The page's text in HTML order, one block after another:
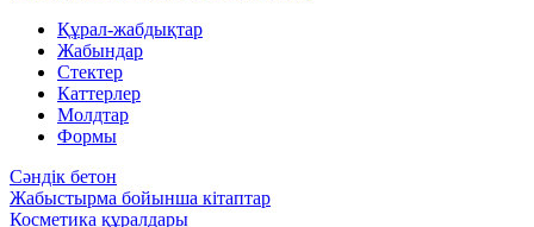
Құрал-жабдықтар
Жабындар
Стектер
Каттерлер
Молдтар
Формы
Сәндік бетон
Жабыстырма бойынша кітаптар
Косметика құралдары